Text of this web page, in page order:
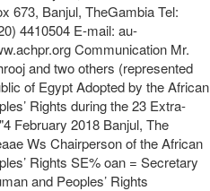
673, Banjul, TheGambia Tel:
4410504 E-mail: au-
Communication Mr.
and two others (represented
of Egypt Adopted by the African
Rights during the 23 Extra-
February 2018 Banjul, The
Ws Chairperson of the African
Rights SE% oan = Secretary
and Peoples’ Rights